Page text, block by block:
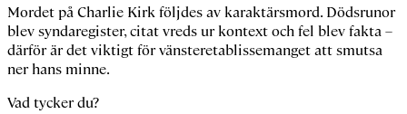
Mordet på Charlie Kirk följdes av karaktärsmord. Dödsrunor
blev syndaregister, citat vreds ur kontext och fel blev fakta –
därför är det viktigt för vänsteretablissemanget att smutsa
ner hans minne.
Vad tycker du?